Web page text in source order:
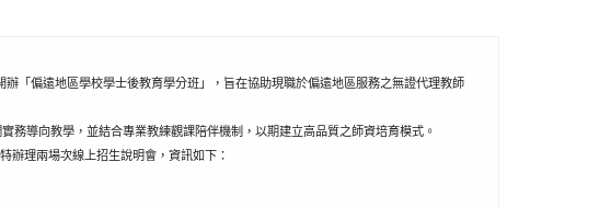
「偏遠地區學校學士後教育學分班」，旨在協助現職於偏遠地區服務之無證代理教師
導向教學，並結合專業教練觀課陪伴機制，以期建立高品質之師資培育模式。
辦理兩場次線上招生說明會，資訊如下：